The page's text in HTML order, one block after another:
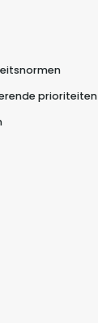
prioriteiten